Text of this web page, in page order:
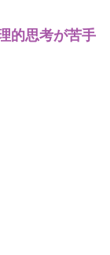
的思考が苦手